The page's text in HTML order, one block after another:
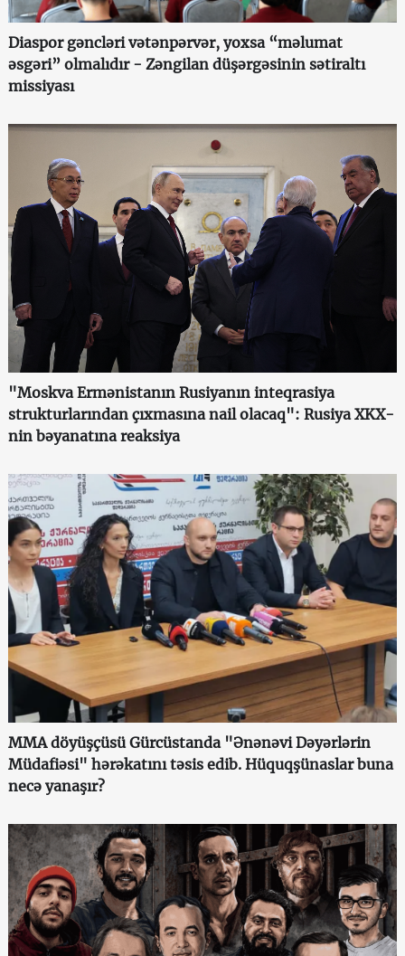
Diaspor gəncləri vətənpərvər, yoxsa “məlumat
əsgəri” olmalıdır - Zəngilan düşərgəsinin sətiraltı
missiyası
"Moskva Ermənistanın Rusiyanın inteqrasiya
strukturlarından çıxmasına nail olacaq": Rusiya XKX-
nin bəyanatına reaksiya
MMA döyüşçüsü Gürcüstanda "Ənənəvi Dəyərlərin
Müdafiəsi" hərəkatını təsis edib. Hüquqşünaslar buna
necə yanaşır?